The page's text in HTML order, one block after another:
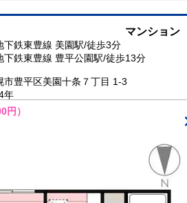
マンション
下鉄東豊線 美園駅/徒歩3分
下鉄東豊線 豊平公園駅/徒歩13分
市豊平区美園十条７丁目 1-3
年
円）